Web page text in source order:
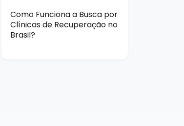
Como Funciona a Busca por
Clínicas de Recuperação no
Brasil?